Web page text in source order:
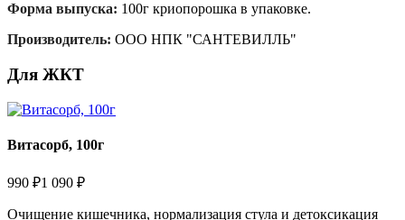
Форма выпуска: 100г криопорошка в упаковке.
Производитель: ООО НПК "САНТЕВИЛЛЬ"
Для ЖКТ
Витасорб, 100г
990 ₽1 090 ₽
Очищение кишечника, нормализация стула и детоксикация